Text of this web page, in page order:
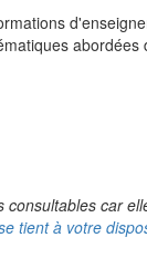
car
tient à votre